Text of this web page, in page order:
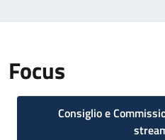
Focus
Consiglio e